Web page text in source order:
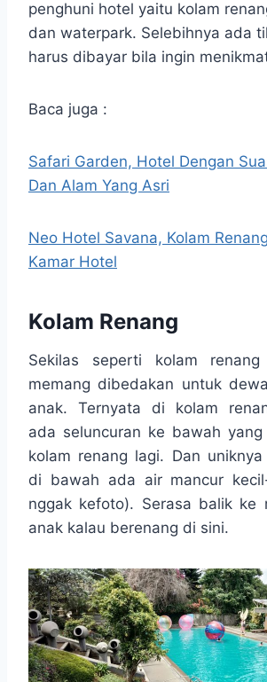
penghuni hotel yaitu kolam
dan waterpark. Selebihnya ada
harus dibayar bila ingin
Baca juga :
Safari Garden, Hotel Dengan
Dan Alam Yang Asri
Neo Hotel Savana, Kolam
Kamar Hotel
Kolam Renang
Sekilas seperti kolam
memang dibedakan untuk
anak. Ternyata di kolam
ada seluncuran ke bawah
kolam renang lagi. Dan
di bawah ada air mancur
nggak kefoto). Serasa balik ke
anak kalau berenang di sini.